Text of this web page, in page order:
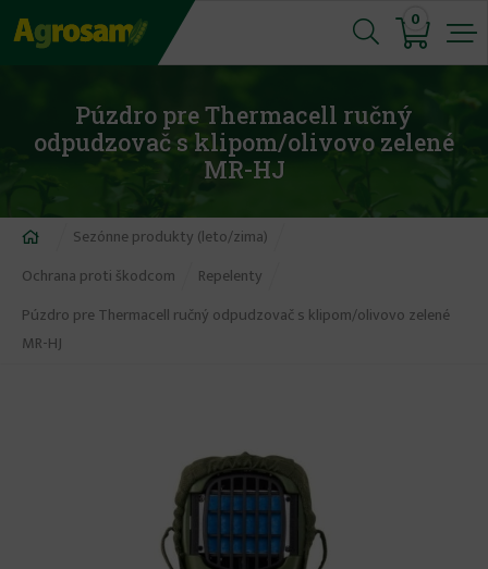
Jump
to
0
Púzdro pre Thermacell ručný
odpudzovač s klipom/olivovo zelené
MR-HJ
Nachádzate
sa
tu
Sezónne produkty (leto/zima)
Ochrana proti škodcom
Repelenty
Púzdro pre Thermacell ručný odpudzovač s klipom/olivovo zelené
MR-HJ